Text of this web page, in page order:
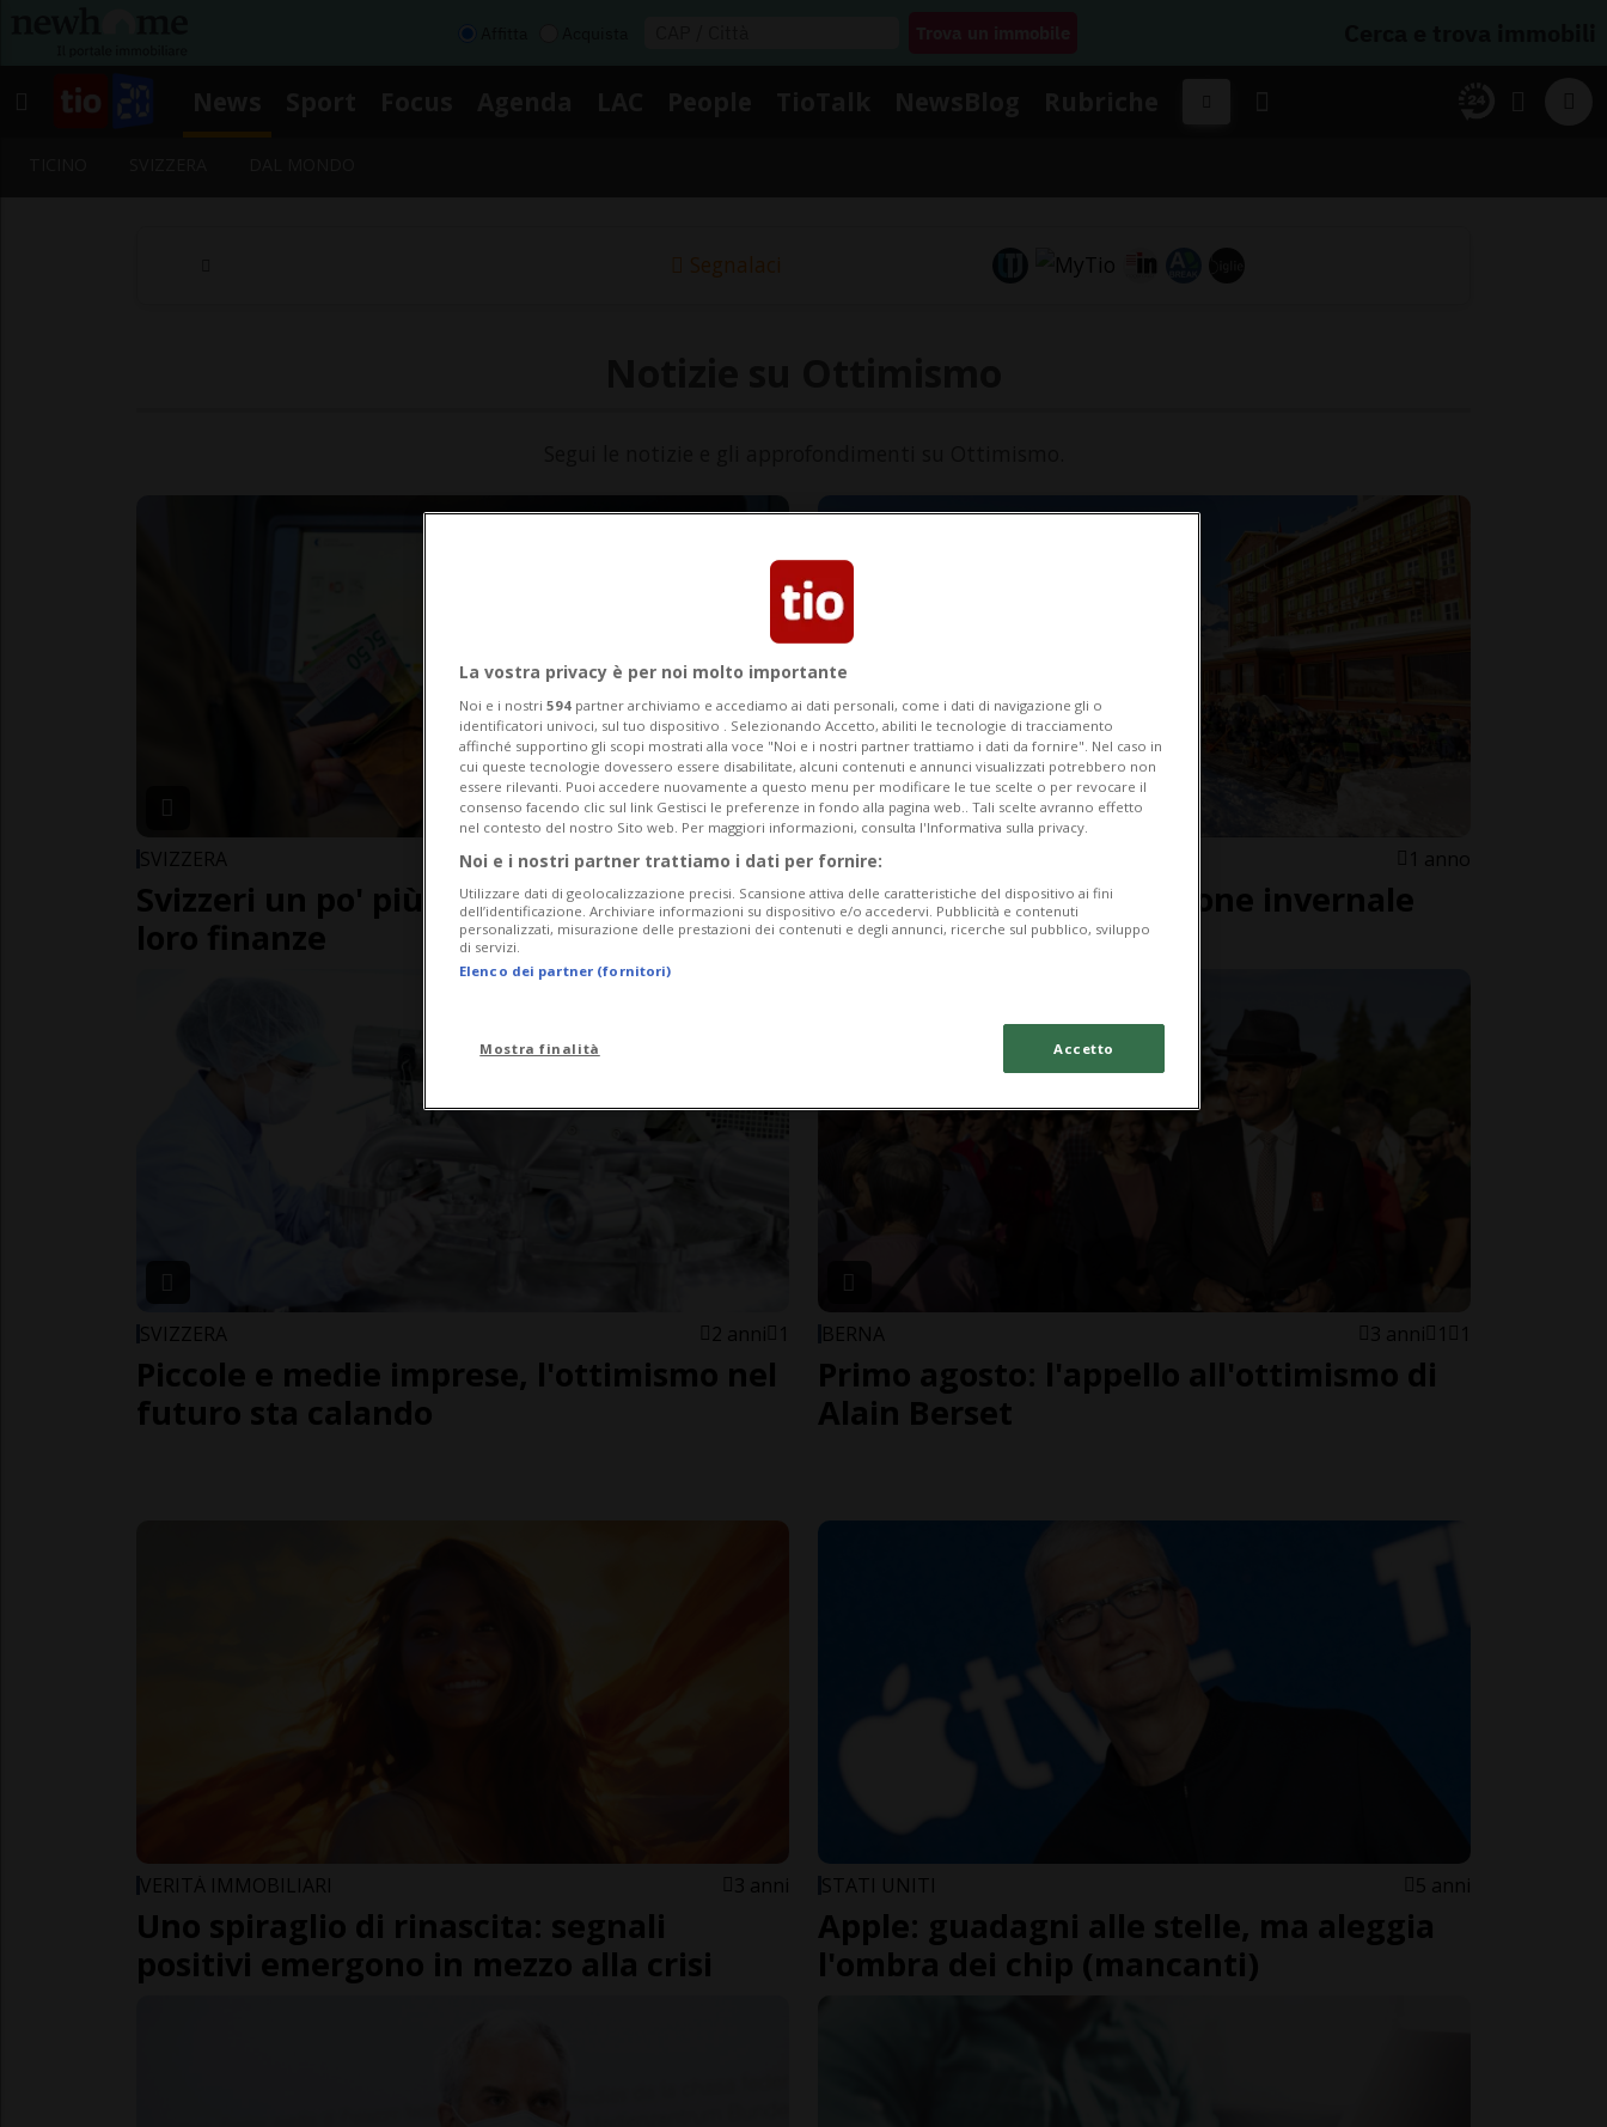
Segnalaci
SVIZZERA 7 mesi 7 4
Svizzeri un po' più ottimisti riguardo alle
loro finanze
SVIZZERA 1 anno
È stata una buona stagione invernale
SVIZZERA 2 anni 1
Piccole e medie imprese, l'ottimismo nel
futuro sta calando
BERNA 3 anni 1 1
Primo agosto: l'appello all'ottimismo di
Alain Berset
VERITÀ IMMOBILIARI 3 anni
Uno spiraglio di rinascita: segnali
positivi emergono in mezzo alla crisi
STATI UNITI 5 anni
Apple: guadagni alle stelle, ma aleggia
l'ombra dei chip (mancanti)
La vostra privacy è per noi molto importante
Noi e i nostri 594 partner archiviamo e accediamo ai dati personali, come i dati di navigazione gli o
identificatori univoci, sul tuo dispositivo . Selezionando Accetto, abiliti le tecnologie di tracciamento
affinché supportino gli scopi mostrati alla voce "Noi e i nostri partner trattiamo i dati da fornire". Nel caso in
cui queste tecnologie dovessero essere disabilitate, alcuni contenuti e annunci visualizzati potrebbero non
essere rilevanti. Puoi accedere nuovamente a questo menu per modificare le tue scelte o per revocare il
consenso facendo clic sul link Gestisci le preferenze in fondo alla pagina web.. Tali scelte avranno effetto
nel contesto del nostro Sito web. Per maggiori informazioni, consulta l'Informativa sulla privacy.
Noi e i nostri partner trattiamo i dati per fornire:
Utilizzare dati di geolocalizzazione precisi. Scansione attiva delle caratteristiche del dispositivo ai fini
dell’identificazione. Archiviare informazioni su dispositivo e/o accedervi. Pubblicità e contenuti
personalizzati, misurazione delle prestazioni dei contenuti e degli annunci, ricerche sul pubblico, sviluppo
di servizi.
Elenco dei partner (fornitori)
Mostra finalità Accetto